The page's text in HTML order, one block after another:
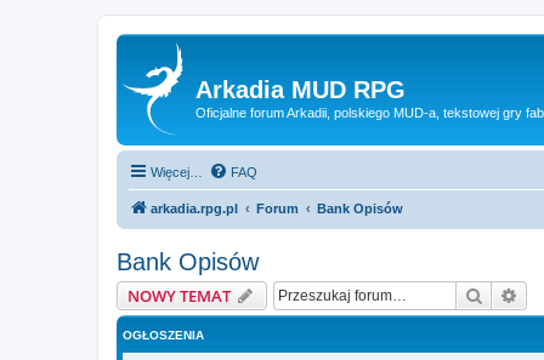
Arkadia MUD RPG
Oficjalne forum Arkadii, polskiego MUD-a, tekstowej gry
Więcej… FAQ
arkadia.rpg.pl Forum Bank Opisów
Bank Opisów
NOWY TEMAT Szukaj
OGŁOSZENIA